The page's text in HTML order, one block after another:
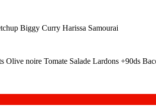
Biggy Curry Harissa Samourai
noire Tomate Salade Lardons +90ds